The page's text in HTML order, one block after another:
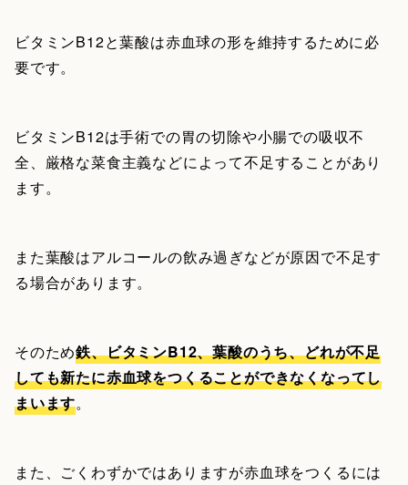
ビタミンB12と葉酸は赤血球の形を維持するために必
要です。
ビタミンB12は手術での胃の切除や小腸での吸収不
全、厳格な菜食主義などによって不足することがあり
ます。
また葉酸はアルコールの飲み過ぎなどが原因で不足す
る場合があります。
そのため鉄、ビタミンB12、葉酸のうち、どれが不足
しても新たに赤血球をつくることができなくなってし
まいます。
また、ごくわずかではありますが赤血球をつくるには